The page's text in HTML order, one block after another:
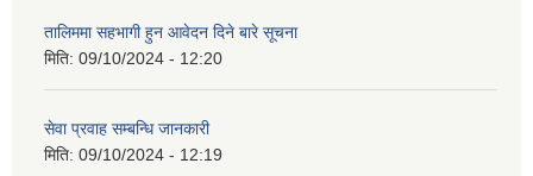
तालिममा सहभागी हुन आवेदन दिने बारे सूचना
मिति: 09/10/2024 - 12:20
सेवा प्रवाह सम्बन्धि जानकारी
मिति: 09/10/2024 - 12:19